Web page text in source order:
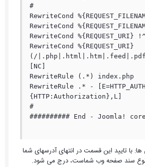
#
RewriteCond
RewriteCond
RewriteCond %{REQUEST_URI}
RewriteCond %{REQUEST_URI}
(/
[NC]
RewriteRule (.*) index.php
RewriteRule .* -
{HTTP:Authorization},L]
#
########## End - Joomla!
با تایید این قسمت در انتهای آدرسهای شما